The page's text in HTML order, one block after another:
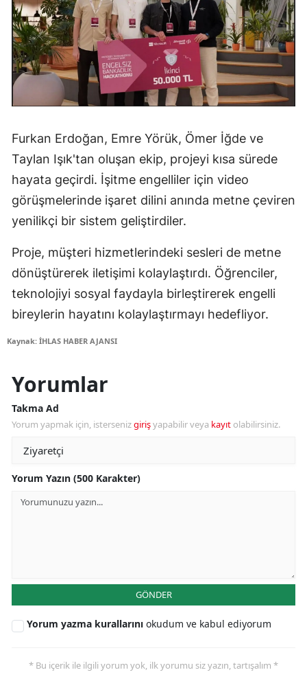
Furkan Erdoğan, Emre Yörük, Ömer İğde ve
Taylan Işık'tan oluşan ekip, projeyi kısa sürede
hayata geçirdi. İşitme engelliler için video
görüşmelerinde işaret dilini anında metne çeviren
yenilikçi bir sistem geliştirdiler.
Proje, müşteri hizmetlerindeki sesleri de metne
dönüştürerek iletişimi kolaylaştırdı. Öğrenciler,
teknolojiyi sosyal faydayla birleştirerek engelli
bireylerin hayatını kolaylaştırmayı hedefliyor.
Kaynak: İHLAS HABER AJANSI
Yorumlar
Takma Ad
Yorum yapmak için, istersenizgirişyapabilir veya kayıt olabilirsiniz.
Yorum Yazın (500 Karakter)
GÖNDER
Yorum yazma kurallarını okudum ve kabul ediyorum
* Bu içerik ile ilgili yorum yok, ilk yorumu siz yazın, tartışalım *